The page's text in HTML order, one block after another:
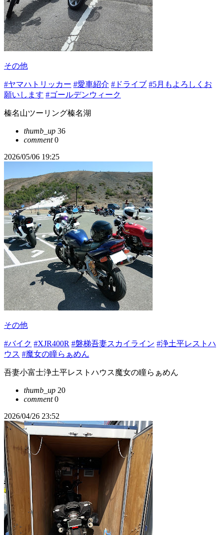
その他
#ヤマハトリッカー #愛車紹介 #ドライブ #5月もよろしくお
願いします #ゴールデンウィーク
榛名山ツーリング榛名湖
thumb_up 36
comment0
2026/05/06 19:25
その他
#バイク #XJR400R #磐梯吾妻スカイライン #浄土平レストハ
ウス #魔女の瞳らぁめん
吾妻小富士浄土平レストハウス魔女の瞳らぁめん
thumb_up 20
comment0
2026/04/26 23:52